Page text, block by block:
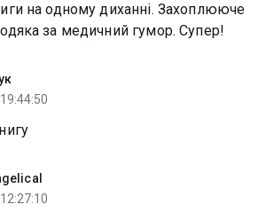
на одному диханні. Захоплююче
за медичний гумор. Супер!